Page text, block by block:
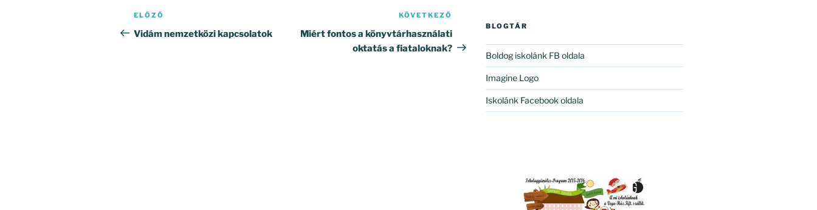
Bejegyzés
navigáció
Korábbi
bejegyzés
ELŐZŐ
Vidám nemzetközi kapcsolatok
bejegyzés
KÖVETKEZŐ
Miért fontos a könyvtárhasználati
oktatás a fiataloknak?
BLOGTÁR
Boldog iskolánk FB oldala
Imagine Logo
Iskolánk Facebook oldala